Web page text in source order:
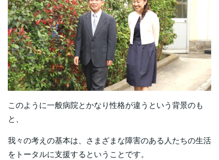
このように一般病院とかなり性格が違うという背景のも
と、
我々の考えの基本は、さまざまな障害のある人たちの生活
をトータルに支援するということです。